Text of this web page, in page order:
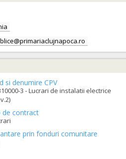
si denumire CPV
3 - Lucrari de instalatii electrice
de contract
prin fonduri comunitare